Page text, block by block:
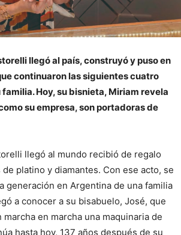
llegó al país, construyó y puso en
continuaron las siguientes cuatro
Hoy, su bisnieta, Miriam revela
su empresa, son portadoras de
llegó al mundo recibió de regalo
platino y diamantes. Con ese acto, se
generación en Argentina de una familia
a conocer a su bisabuelo, José, que
en marcha una maquinaria de
hasta hoy, 137 años después de su